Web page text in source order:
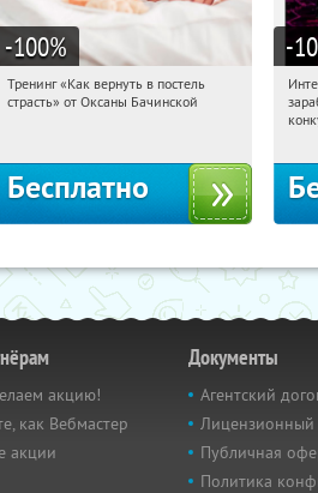
-100%
16:26:14 Получили:
Тренинг «Как вернуть в постель
страсть» от Оксаны Бачинской
Бесплатно
-
акцию!
как Вебмастер
акции
Документы
Агентский
Лицензионный
Публичная
Политика